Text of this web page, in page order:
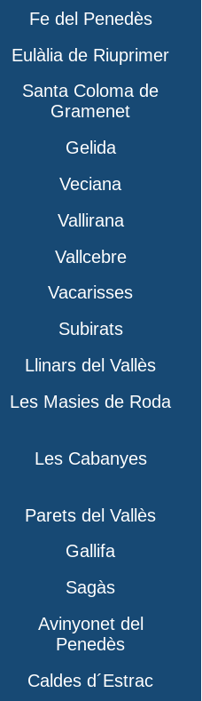
Fe del Penedès
Eulàlia de Riuprimer
Santa Coloma de
Gramenet
Gelida
Veciana
Vallirana
Vallcebre
Vacarisses
Subirats
Llinars del Vallès
Les Masies de Roda
Les Cabanyes
Parets del Vallès
Gallifa
Sagàs
Avinyonet del
Penedès
Caldes d´Estrac